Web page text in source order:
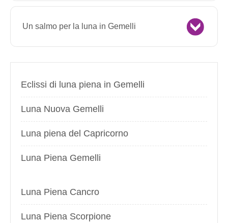
Un salmo per la luna in Gemelli
Eclissi di luna piena in Gemelli
Luna Nuova Gemelli
Luna piena del Capricorno
Luna Piena Gemelli
Luna Piena Cancro
Luna Piena Scorpione